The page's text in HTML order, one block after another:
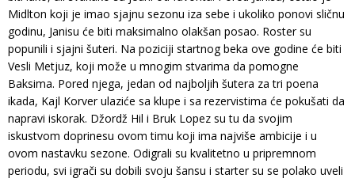
Midlton koji je imao sjajnu sezonu iza sebe i ukoliko ponovi sličnu
godinu, Janisu će biti maksimalno olakšan posao. Roster su
popunili i sjajni šuteri. Na poziciji startnog beka ove godine će biti
Vesli Metjuz, koji može u mnogim stvarima da pomogne
Baksima. Pored njega, jedan od najboljih šutera za tri poena
ikada, Kajl Korver ulaziće sa klupe i sa rezervistima će pokušati da
napravi iskorak. Džordž Hil i Bruk Lopez su tu da svojim
iskustvom doprinesu ovom timu koji ima najviše ambicije i u
ovom nastavku sezone. Odigrali su kvalitetno u pripremnom
periodu, svi igrači su dobili svoju šansu i starter su se polako uveli